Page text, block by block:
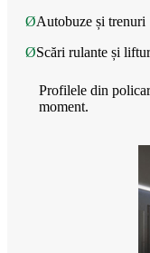
ØAutobuze și trenuri
ØScări rulante și
Profilele din
moment.